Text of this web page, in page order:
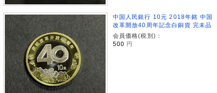
中国人民銀行 10元 2018年銘 中国
改革開放40周年記念白銅貨 完未品
会員価格(税別)：
500 円